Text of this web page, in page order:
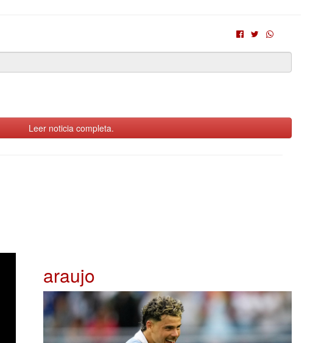
Leer noticia completa.
araujo